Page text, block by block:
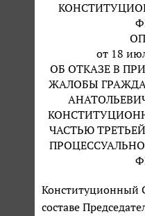
от 18
ОБ ОТКАЗЕ В
ЖАЛОБЫ
ЧАСТЬЮ
Конституционный
составе